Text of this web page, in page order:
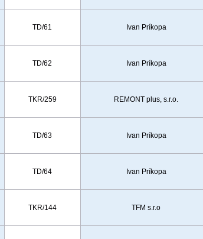
TD/61 Ivan Príkopa
TD/62 Ivan Príkopa
TKR/259 REMONT plus, s.r.o.
TD/63 Ivan Príkopa
TD/64 Ivan Príkopa
TKR/144 TFM s.r.o